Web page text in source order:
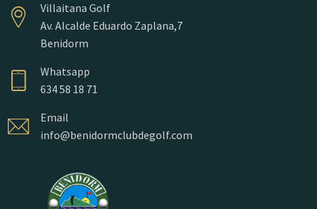
Villaitana Golf
Av. Alcalde Eduardo Zaplana,7
Benidorm
Whatsapp
634 58 18 71
Email
info@benidormclubdegolf.com